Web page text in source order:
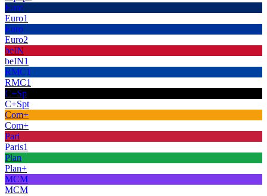
Euro
Euro1
Euro
Euro2
beIN
beIN1
RMC1
RMC1
C+Sp
C+Spt
Com+
Com+
Pari
Paris1
Plan
Plan+
MCM
MCM